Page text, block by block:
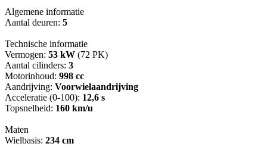
Algemene informatie
Aantal deuren: 5
Technische informatie
Vermogen: 53 kW (72 PK)
Aantal cilinders: 3
Motorinhoud: 998 cc
Aandrijving: Voorwielaandrijving
Acceleratie (0-100): 12,6 s
Topsnelheid: 160 km/u
Maten
Wielbasis: 234 cm